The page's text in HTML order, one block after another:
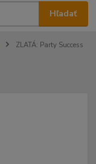
Hľadať
ZLATÁ: Party Success